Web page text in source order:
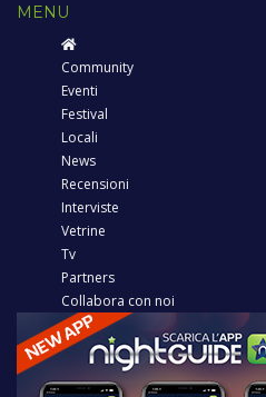
MENU
Community
Eventi
Festival
Locali
News
Recensioni
Interviste
Vetrine
Tv
Partners
Collabora con noi